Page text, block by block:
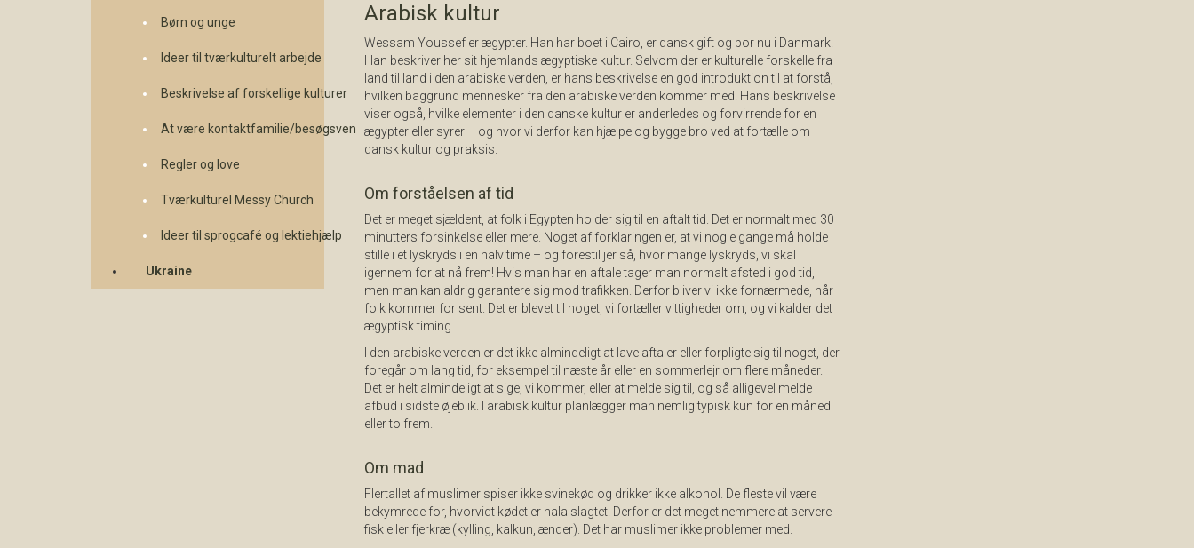
Børn og unge
Ideer til tværkulturelt arbejde
Beskrivelse af forskellige kulturer
At være kontaktfamilie/besøgsven
Regler og love
Tværkulturel Messy Church
Ideer til sprogcafé og lektiehjælp
Ukraine
Arabisk kultur
Wessam Youssef er ægypter. Han har boet i Cairo, er dansk gift og bor nu i Danmark.
Han beskriver her sit hjemlands ægyptiske kultur. Selvom der er kulturelle forskelle fra
land til land i den arabiske verden, er hans beskrivelse en god introduktion til at forstå,
hvilken baggrund mennesker fra den arabiske verden kommer med. Hans beskrivelse
viser også, hvilke elementer i den danske kultur er anderledes og forvirrende for en
ægypter eller syrer – og hvor vi derfor kan hjælpe og bygge bro ved at fortælle om
dansk kultur og praksis.
Om forståelsen af tid
Det er meget sjældent, at folk i Egypten holder sig til en aftalt tid. Det er normalt med 30
minutters forsinkelse eller mere. Noget af forklaringen er, at vi nogle gange må holde
stille i et lyskryds i en halv time – og forestil jer så, hvor mange lyskryds, vi skal
igennem for at nå frem! Hvis man har en aftale tager man normalt afsted i god tid,
men man kan aldrig garantere sig mod trafikken. Derfor bliver vi ikke fornærmede, når
folk kommer for sent. Det er blevet til noget, vi fortæller vittigheder om, og vi kalder det
ægyptisk timing.
I den arabiske verden er det ikke almindeligt at lave aftaler eller forpligte sig til noget, der
foregår om lang tid, for eksempel til næste år eller en sommerlejr om flere måneder.
Det er helt almindeligt at sige, vi kommer, eller at melde sig til, og så alligevel melde
afbud i sidste øjeblik. I arabisk kultur planlægger man nemlig typisk kun for en måned
eller to frem.
Om mad
Flertallet af muslimer spiser ikke svinekød og drikker ikke alkohol. De fleste vil være
bekymrede for, hvorvidt kødet er halalslagtet. Derfor er det meget nemmere at servere
fisk eller fjerkræ (kylling, kalkun, ænder). Det har muslimer ikke problemer med.